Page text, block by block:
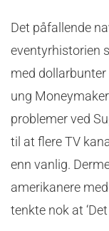
Det påfallende
eventyrhistorien
med
ung
problemer ved
til at flere TV
enn vanlig.
amerikanere
tenkte nok at